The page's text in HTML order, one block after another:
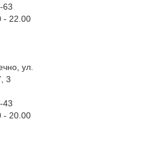
63
- 22.00
ул.
3
43
- 20.00